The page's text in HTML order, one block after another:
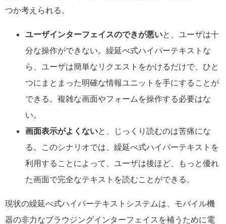
つか考えられる。
ユーザインターフェイスのできが悪いと、ユーザは十
分な操作ができない。繰延べ式ハイパーテキストな
ら、ユーザは簡単なリクエストをかけるだけで、ひと
つにまとまった明確な情報ユニットを手にすることが
できる。複雑な画面やフォームを操作する必要はな
い。
画面表示がよくないと、じっくり読むのは苦痛にな
る。このシナリオでは、繰延べ式ハイパーテキストを
利用することによって、ユーザは後ほど、もっと優れ
た画面で完全なテキストを読むことができる。
現状の繰延べ式ハイパーテキストシステムは、モバイル機
器の非力なブラウジングインターフェイスを補うために電